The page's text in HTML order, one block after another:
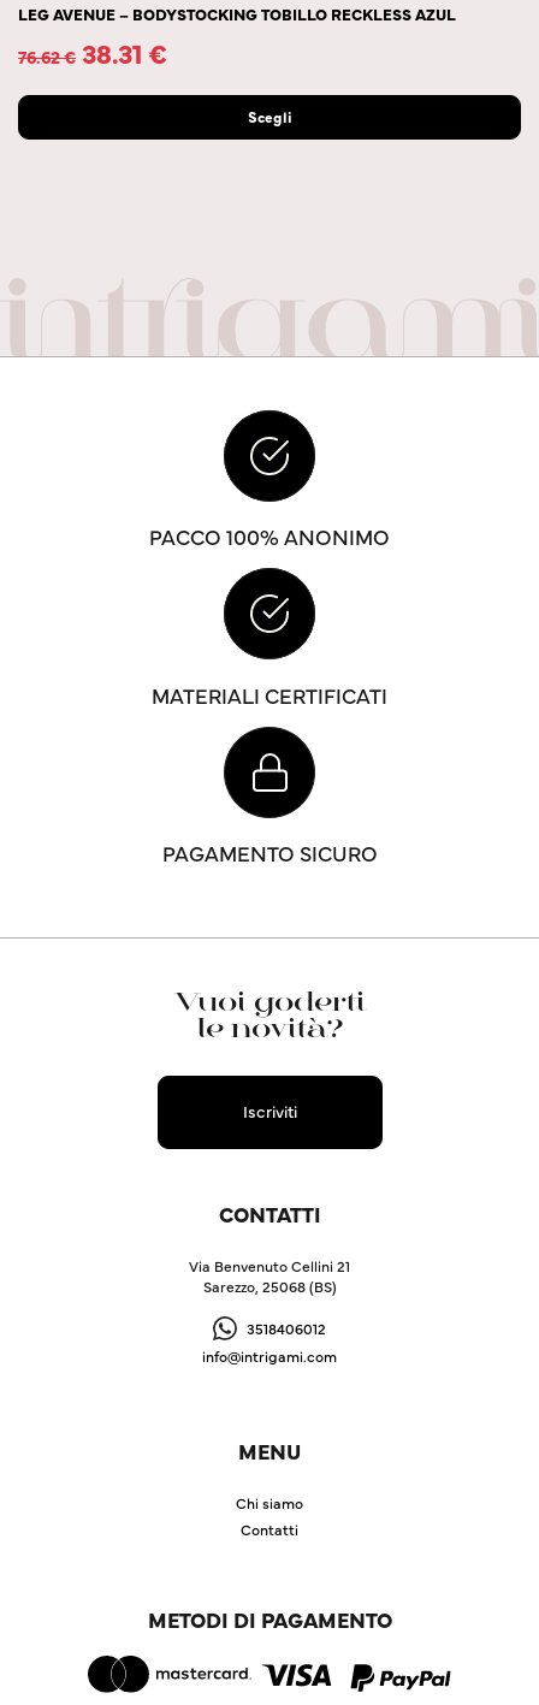
LEG AVENUE – BODYSTOCKING TOBILLO RECKLESS AZUL
76.62€ 38.31 €
Scegli
PACCO 100% ANONIMO
MATERIALI CERTIFICATI
PAGAMENTO SICURO
Vuoi goderti
le novità?
Iscriviti
CONTATTI
Via Benvenuto Cellini 21
Sarezzo, 25068 (BS)
3518406012
info@intrigami.com
MENU
Chi siamo
Contatti
METODI DI PAGAMENTO